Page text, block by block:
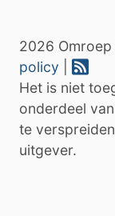
2026 Omroep
policy
Het is niet
onderdeel
te
uitgever.